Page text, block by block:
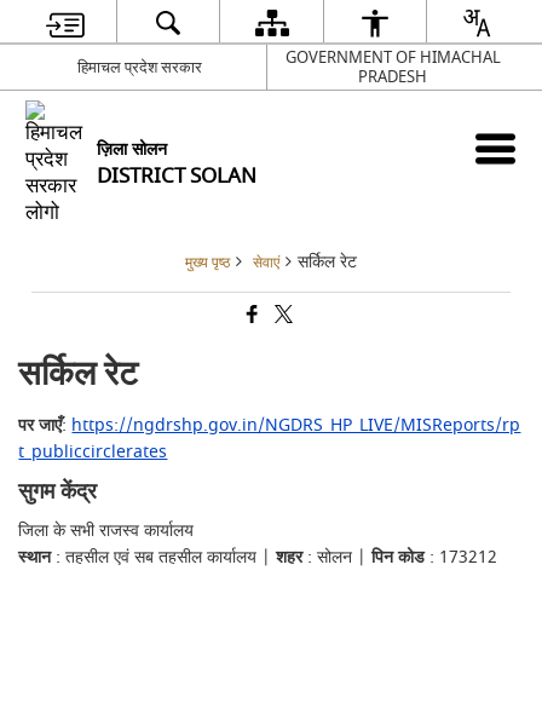
हिमाचल प्रदेश सरकार
GOVERNMENT OF HIMACHAL
PRADESH
ज़िला सोलन
DISTRICT SOLAN
मुख्य पृष्ठ सेवाएं सर्किल रेट
सर्किल रेट
पर जाएँ: https://ngdrshp.gov.in/NGDRS_HP_LIVE/MISReports/rp
t_publiccirclerates
सुगम केंद्र
जिला के सभी राजस्व कार्यालय
स्थान: तहसील एवं सब तहसील कार्यालय |शहर: सोलन |पिन कोड: 173212